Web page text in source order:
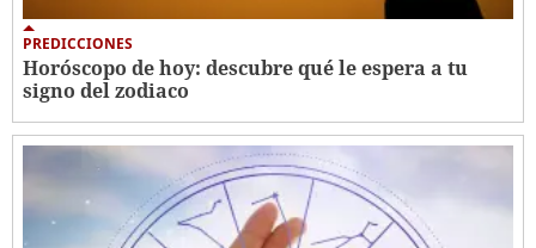
PREDICCIONES
Horóscopo de hoy: descubre qué le espera a tu
signo del zodiaco